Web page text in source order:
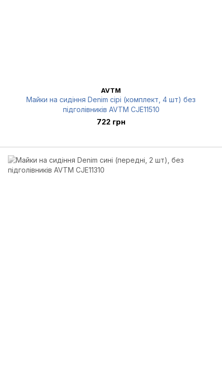
AVTM
Майки на сидіння Denim сірі (комплект, 4 шт) без
підголівників AVTM CJE11510
722 грн